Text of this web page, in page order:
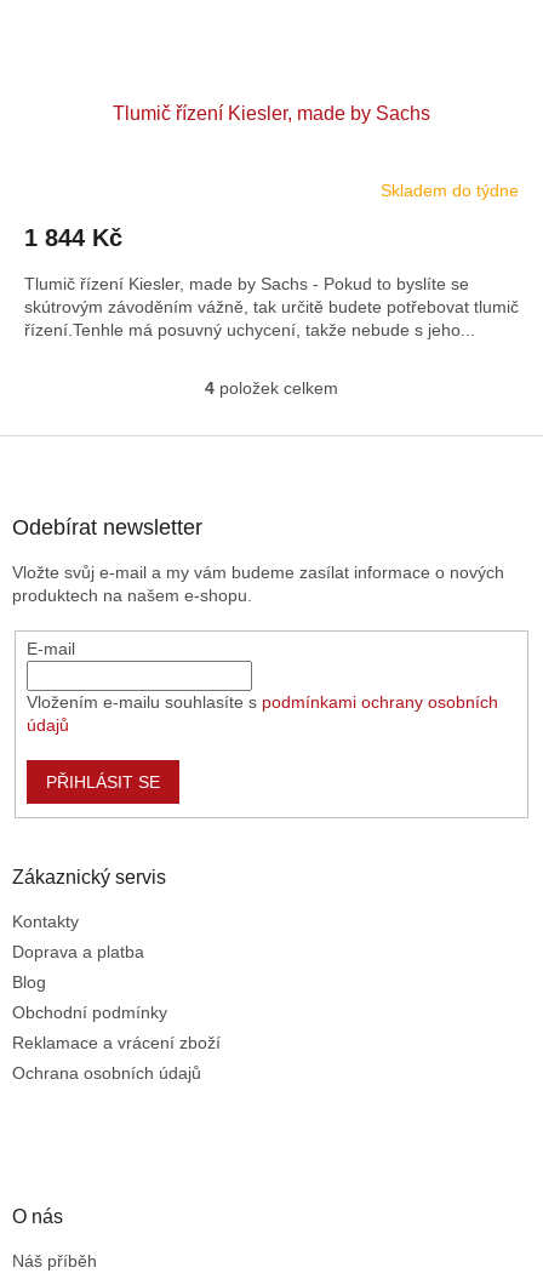
Tlumič řízení Kiesler, made by Sachs
Skladem do týdne
1 844 Kč
Tlumič řízení Kiesler, made by Sachs - Pokud to byslíte se
skútrovým závoděním vážně, tak určitě budete potřebovat tlumič
řízení.Tenhle má posuvný uchycení, takže nebude s jeho...
O
l
p
v
v
u
4 položek celkem
Odebírat newsletter
Vložte svůj e-mail a my vám budeme zasílat informace o nových
produktech na našem e-shopu.
E-mail
Vložením e-mailu souhlasíte s podmínkami ochrany osobních
údajů
PŘIHLÁSIT SE
Zákaznický servis
Kontakty
Doprava a platba
Blog
Obchodní podmínky
Reklamace a vrácení zboží
Ochrana osobních údajů
O nás
Náš příběh